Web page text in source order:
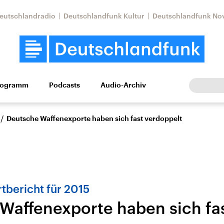
Deutschlandfunk Kultur Deutschlandfunk
Wissen Kultur Europa
Nahostkonflikt
Aktuelle Lage und
Iran
Podcasts Audio-Archiv
/ Deutsche Waffenexporte haben sich fast verdoppelt
für 2015
haben sich